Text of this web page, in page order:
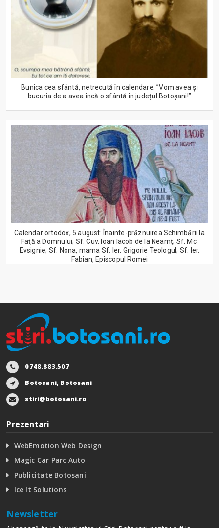
Bunica cea sfântă, netrecută în calendare: ”Vom avea și
bucuria de a avea încă o sfântă în județul Botoșani!”
Calendar ortodox, 5 august: Înainte-prăznuirea Schimbării la
Faţă a Domnului; Sf. Cuv. Ioan Iacob de la Neamţ; Sf. Mc.
Evsignie; Sf. Nona, mama Sf. Ier. Grigorie Teologul; Sf. Ier.
Fabian, Episcopul Romei
0748.883.507
Botosani, Botosani
stiri@botosani.ro
Prezentari
WebEmotion Web Design
Magic Car Parc Auto
Publicitate Botosani
Ice It Solutions
Newsletter